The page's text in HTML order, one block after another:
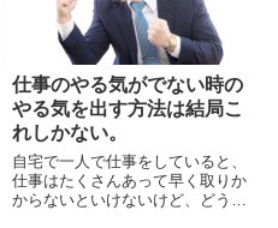
仕事のやる気がでない時の
やる気を出す方法は結局こ
れしかない。
自宅で一人で仕事をしていると、
仕事はたくさんあって早く取りか
からないといけないけど、どうに